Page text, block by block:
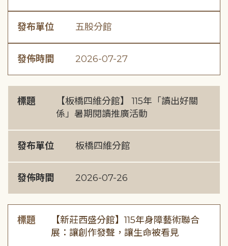
發布單位 五股分館
發佈時間 2026-07-27
標題
【板橋四維分館】 115年「讀出好關
係」暑期閱讀推廣活動
發布單位 板橋四維分館
發佈時間 2026-07-26
標題
【新莊西盛分館】115年身障藝術聯合
展：讓創作發聲，讓生命被看見